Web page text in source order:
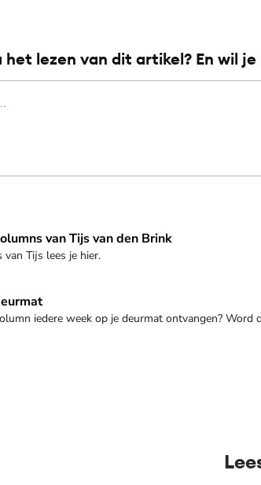
het lezen van dit artikel? En wil
van Tijs van den Brink
Tijs lees je hier.
van den Brink
iedere week op je deurmat ontvangen? Word